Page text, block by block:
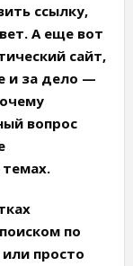
ссылку,
А еще вот
сайт,
и за дело —
вопрос
по
просто